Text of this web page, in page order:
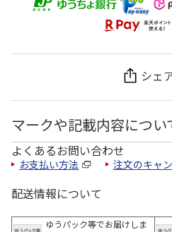
シェ
マークや記載内容につい
よくあるお問い合わせ
お支払い方法 注文のキャ
配送情報について
ゆうパック等でお届けしま